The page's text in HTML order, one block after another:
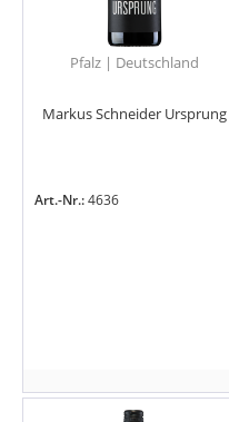
Pfalz | Deutschland
Markus Schneider Ursprung
Art.-Nr.:4636